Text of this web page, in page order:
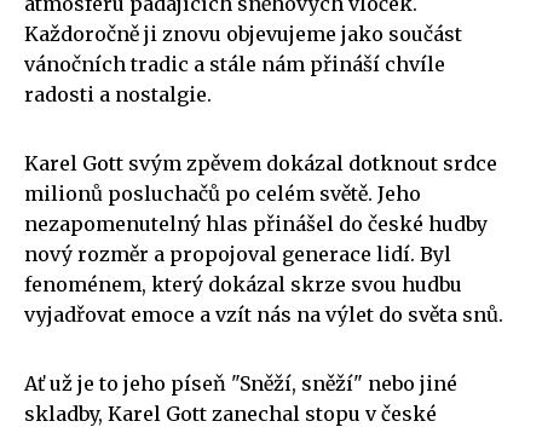
Každoročně ji znovu objevujeme jako součást
vánočních tradic a stále nám přináší chvíle
radosti a nostalgie.
Karel Gott svým zpěvem dokázal dotknout srdce
milionů posluchačů po celém světě. Jeho
nezapomenutelný hlas přinášel do české hudby
nový rozměr a propojoval generace lidí. Byl
fenoménem, který dokázal skrze svou hudbu
vyjadřovat emoce a vzít nás na výlet do světa snů.
Ať už je to jeho píseň "Sněží, sněží" nebo jiné
skladby, Karel Gott zanechal stopu v české